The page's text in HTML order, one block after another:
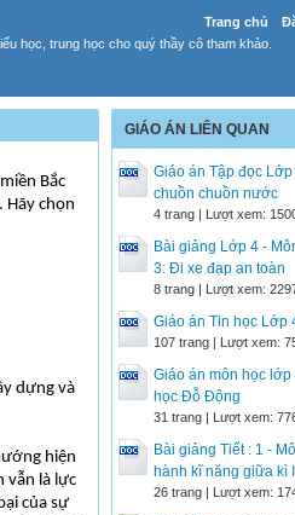
Trang chủ
học, trung học cho quý thầy cô tham khảo.
Bắc
Hãy chọn
dựng và
hiện
vẫn là lực
của sự
GIÁO ÁN LIÊN QUAN
Giáo án Tập đọc
chuồn chuồn nước
4 trang | Lượt xem:
Bài giảng Lớp 4 -
3: Đi xe đạp an toàn
8 trang | Lượt xem:
Giáo án Tin học Lớp
107 trang | Lượt xem:
Giáo án môn học
học Đỗ Động
31 trang | Lượt xem:
Bài giảng Tiết : 1 -
hành kĩ năng giữa kì I
26 trang | Lượt xem: